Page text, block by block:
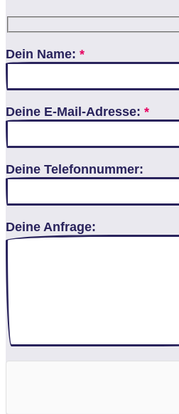
Dein Name: *
Deine E-Mail-Adresse: *
Deine Telefonnummer:
Deine Anfrage: